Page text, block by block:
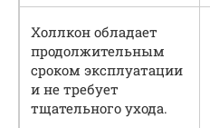
Холлкон обладает
продолжительным
сроком эксплуатации
и не требует
тщательного ухода.